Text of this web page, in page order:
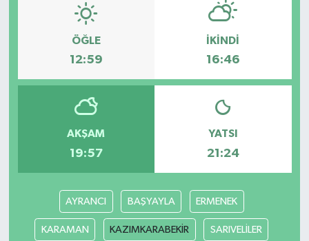
ÖĞLE
12:59
İKINDI
16:46
AKŞAM
19:57
YATSI
21:24
AYRANCI BAŞYAYLA ERMENEK
KARAMAN KAZIMKARABEKİR SARIVELİLER